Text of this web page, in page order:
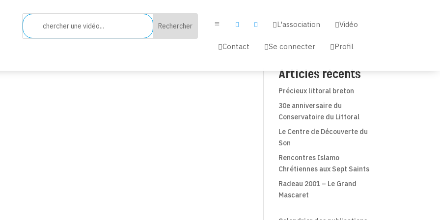
a   L'association Vidéo
Contact Se connecter Profil
Articles récents
Précieux littoral breton
30e anniversaire du
Conservatoire du Littoral
Le Centre de Découverte du
Son
Rencontres Islamo
Chrétiennes aux Sept Saints
Radeau 2001 – Le Grand
Mascaret